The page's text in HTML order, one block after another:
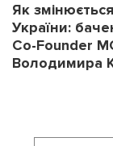
Як
України:
Co-Founder
Володимира